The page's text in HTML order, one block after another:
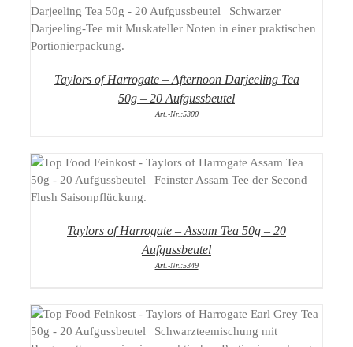
DETAILS
Taylors of Harrogate – Afternoon Darjeeling Tea
50g – 20 Aufgussbeutel
Art.-Nr.:5300
DETAILS
Taylors of Harrogate – Assam Tea 50g – 20
Aufgussbeutel
Art.-Nr.:5349
DETAILS